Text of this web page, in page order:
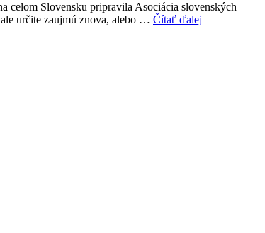
celom Slovensku pripravila Asociácia slovenských
určite zaujmú znova, alebo … Čítať ďalej